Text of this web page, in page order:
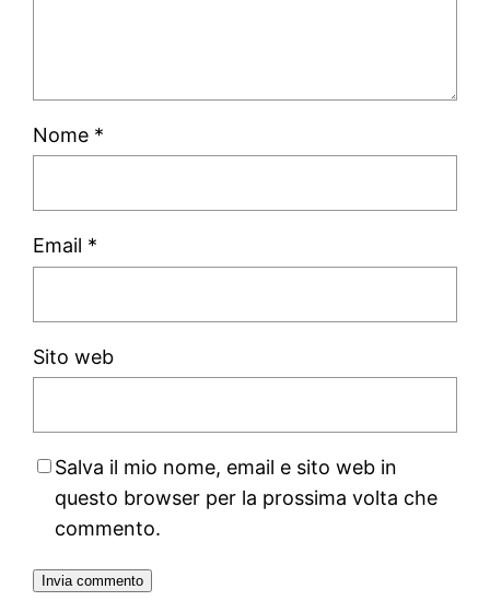
Nome *
Email *
Sito web
Salva il mio nome, email e sito web in
questo browser per la prossima volta che
commento.